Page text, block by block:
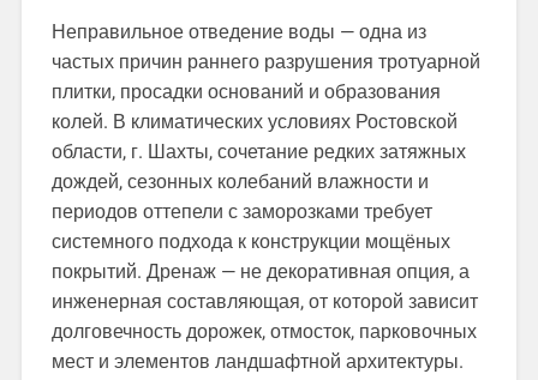
Неправильное отведение воды — одна из
частых причин раннего разрушения тротуарной
плитки, просадки оснований и образования
колей. В климатических условиях Ростовской
области, г. Шахты, сочетание редких затяжных
дождей, сезонных колебаний влажности и
периодов оттепели с заморозками требует
системного подхода к конструкции мощёных
покрытий. Дренаж — не декоративная опция, а
инженерная составляющая, от которой зависит
долговечность дорожек, отмосток, парковочных
мест и элементов ландшафтной архитектуры.